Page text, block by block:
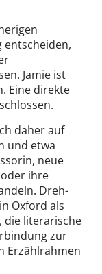
entscheiden,
Jamie ist
Eine direkte
daher auf
und etwa
neue
ihre
Dreh-
Oxford als
die literarische
zur
Erzählrahmen